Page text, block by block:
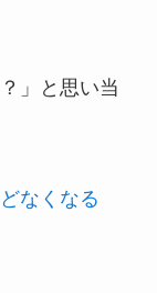
」と思い当
なくなる